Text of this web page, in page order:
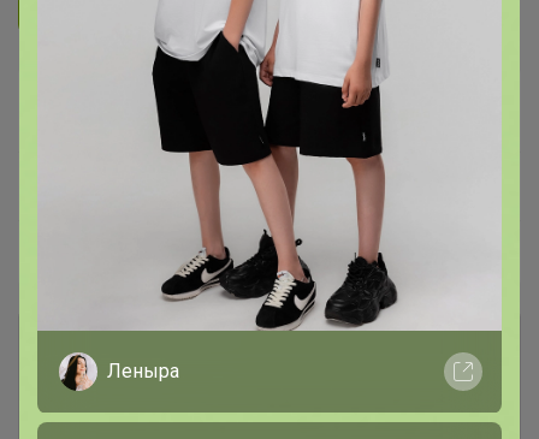
Подписаться на организатора
Отзывы участников 201
Леныра